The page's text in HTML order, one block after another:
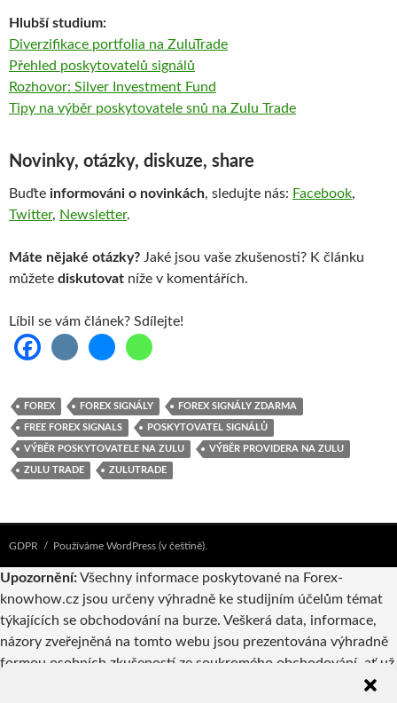
Hlubší studium:
Diverzifikace portfolia na ZuluTrade
Přehled poskytovatelů signálů
Rozhovor: Silver Investment Fund
Tipy na výběr poskytovatele snů na Zulu Trade
Novinky, otázky, diskuze, share
Buďte informováni o novinkách, sledujte nás: Facebook,
Twitter, Newsletter.
Máte nějaké otázky? Jaké jsou vaše zkušenosti? K článku
můžete diskutovat níže v komentářích.
Líbil se vám článek? Sdílejte!
FOREX FOREX SIGNÁLY FOREX SIGNÁLY ZDARMA
FREE FOREX SIGNALS POSKYTOVATEL SIGNÁLŮ
VÝBĚR POSKYTOVATELE NA ZULU VÝBĚR PROVIDERA NA ZULU
ZULU TRADE ZULUTRADE
GDPR Používáme WordPress (v češtině).
Upozornění:Všechny informace poskytované na Forex-
knowhow.cz jsou určeny výhradně ke studijním účelům témat
týkajících se obchodování na burze. Veškerá data, informace,
názory zveřejněná na tomto webu jsou prezentována výhradně
formou osobních zkušeností ze soukromého obchodování, ať už